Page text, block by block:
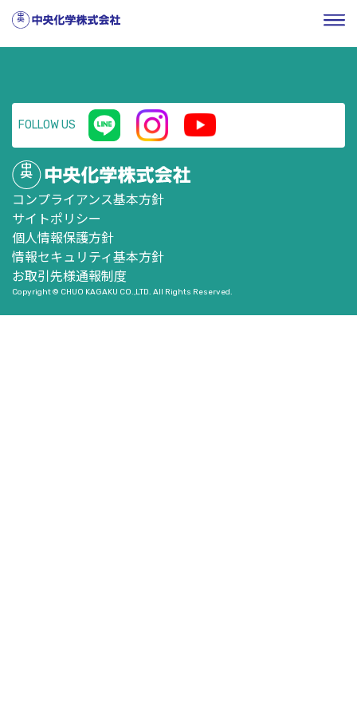
HOME／企業情報
ニュースリリー
ス／ 平成30年3月期 第2四半期決算短信
FOLLOW US
コンプライアンス基本方針
サイトポリシー
個人情報保護方針
情報セキュリティ基本方針
お取引先様通報制度
Copyright © CHUO KAGAKU CO.,LTD. All Rights Reserved.